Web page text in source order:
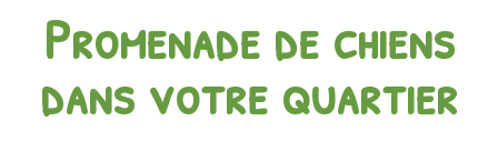
Promenade de chiens
dans votre quartier